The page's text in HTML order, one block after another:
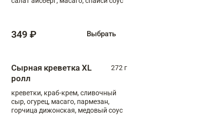
349 ₽ Выбрать
Сырная креветка XL
ролл
272 г
креветки, краб-крем, сливочный
сыр, огурец, масаго, пармезан,
горчица дижонская, медовый соус